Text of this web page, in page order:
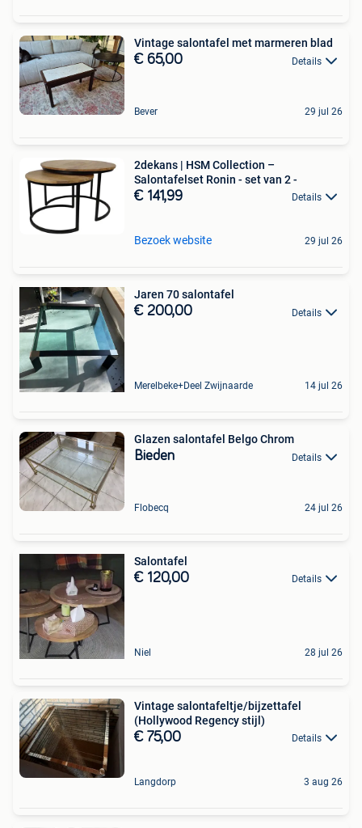
Vintage salontafel met marmeren blad
€ 65,00 Details
Bever 29 jul 26
2dekans | HSM Collection –
Salontafelset Ronin - set van 2 -
€ 141,99 Details
Bezoek website 29 jul 26
Jaren 70 salontafel
€ 200,00 Details
Merelbeke+Deel Zwijnaarde 14 jul 26
Glazen salontafel Belgo Chrom
Bieden Details
Flobecq 24 jul 26
Salontafel
€ 120,00 Details
Niel 28 jul 26
Vintage salontafeltje/bijzettafel
(Hollywood Regency stijl)
€ 75,00 Details
Langdorp 3 aug 26